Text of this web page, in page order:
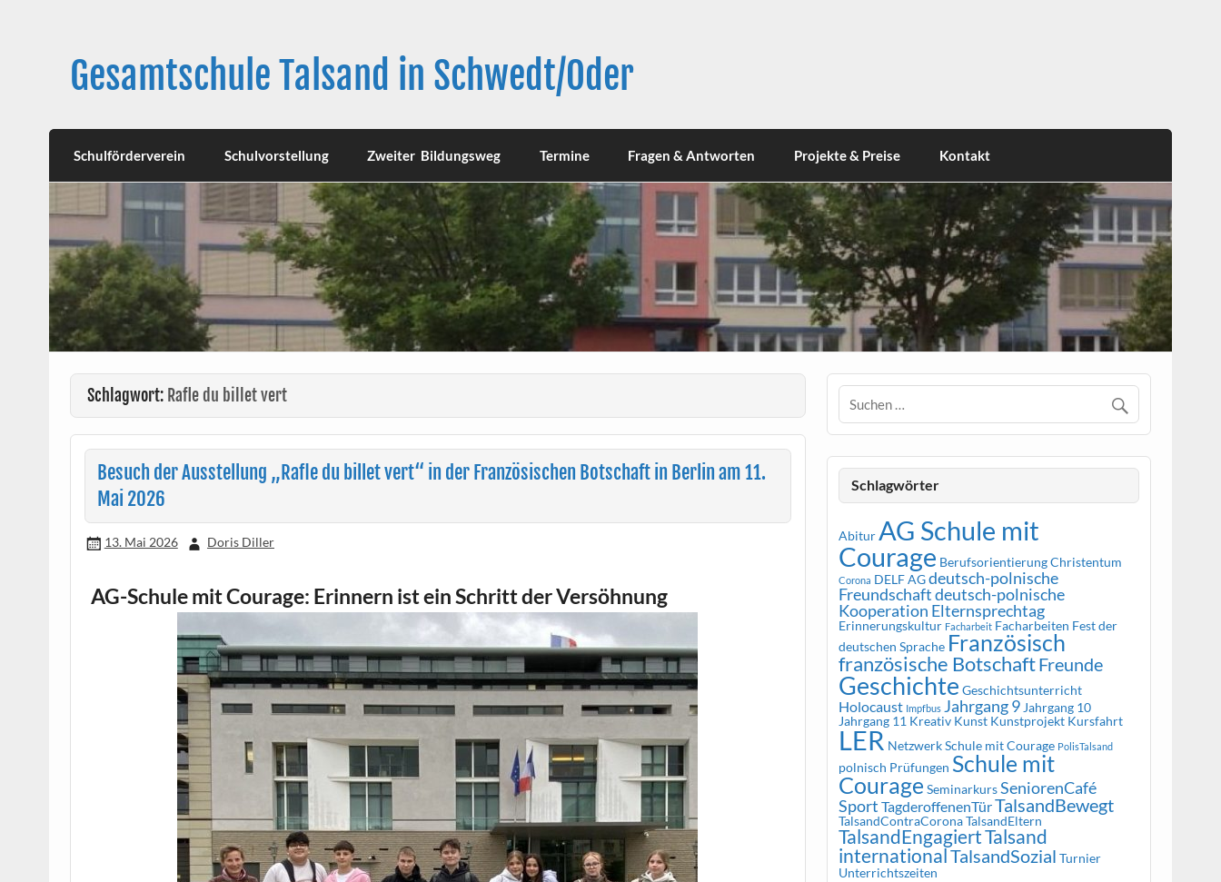
Gesamtschule Talsand in Schwedt/Oder
Schulförderverein Schulvorstellung Zweiter Bildungsweg Termine Fragen & Antworten Projekte & Preise Kontakt
Schlagwort: Rafle du billet vert
Besuch der Ausstellung „Rafle du billet vert“ in der Französischen Botschaft in Berlin am 11.
Mai 2026
13. Mai 2026 Doris Diller
AG-Schule mit Courage: Erinnern ist ein Schritt der Versöhnung
Schlagwörter
AbiturAG Schule mit
Courage BerufsorientierungChristentum
Corona DELF AGdeutsch-polnische
Freundschaftdeutsch-polnische
Kooperation Elternsprechtag
Erinnerungskultur Facharbeit Facharbeiten Fest der
deutschen Sprache Französisch
französische BotschaftFreunde
Geschichte Geschichtsunterricht
Holocaust Impfbus Jahrgang 9 Jahrgang 10
Jahrgang 11 Kreativ Kunst Kunstprojekt Kursfahrt
LER Netzwerk Schule mit Courage PolisTalsand
polnisch Prüfungen Schule mit
Courage SeminarkursSeniorenCafé
Sport TagderoffenenTürTalsandBewegt
TalsandContraCoronaTalsandEltern
TalsandEngagiertTalsand
internationalTalsandSozial Turnier
Unterrichtszeiten